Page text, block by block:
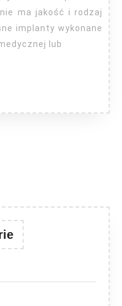
ma jakość i rodzaj
implanty wykonane
lub